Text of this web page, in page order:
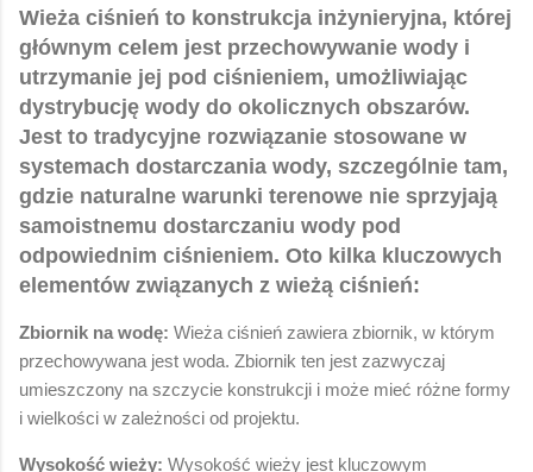
Wieża ciśnień to konstrukcja inżynieryjna, której
głównym celem jest przechowywanie wody i
utrzymanie jej pod ciśnieniem, umożliwiając
dystrybucję wody do okolicznych obszarów.
Jest to tradycyjne rozwiązanie stosowane w
systemach dostarczania wody, szczególnie tam,
gdzie naturalne warunki terenowe nie sprzyjają
samoistnemu dostarczaniu wody pod
odpowiednim ciśnieniem. Oto kilka kluczowych
elementów związanych z wieżą ciśnień:
Zbiornik na wodę: Wieża ciśnień zawiera zbiornik, w którym
przechowywana jest woda. Zbiornik ten jest zazwyczaj
umieszczony na szczycie konstrukcji i może mieć różne formy
i wielkości w zależności od projektu.
Wysokość wieży: Wysokość wieży jest kluczowym